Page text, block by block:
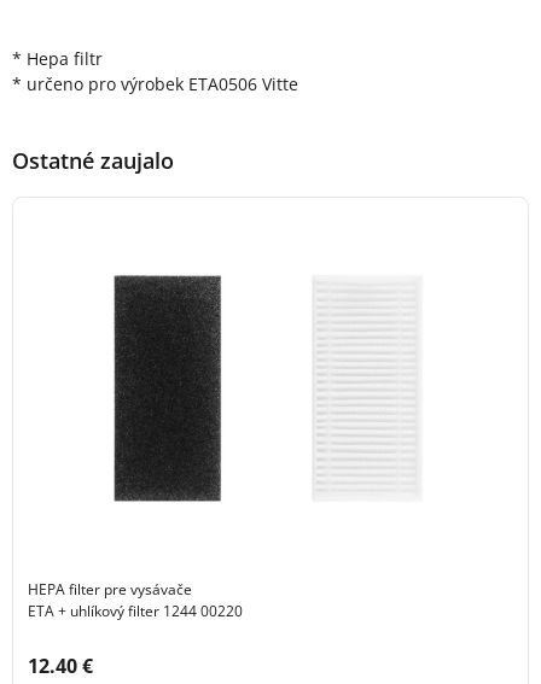
* Hepa filtr
* určeno pro výrobek ETA0506 Vitte
Ostatné zaujalo
HEPA filter pre vysávače
ETA + uhlíkový filter 1244 00220
Cena s DPH:
12.40 €